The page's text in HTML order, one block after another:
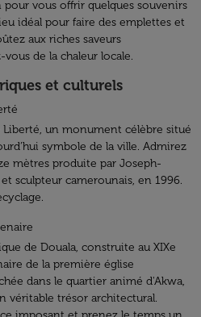
vous offrir quelques souvenirs
idéal pour faire des emplettes et
aux riches saveurs
de la chaleur locale.
et culturels
un monument célèbre situé
symbole de la ville. Admirez
mètres produite par Joseph-
sculpteur camerounais, en 1996.
de Douala, construite au XIXe
de la première église
dans le quartier animé d'Akwa,
véritable trésor architectural.